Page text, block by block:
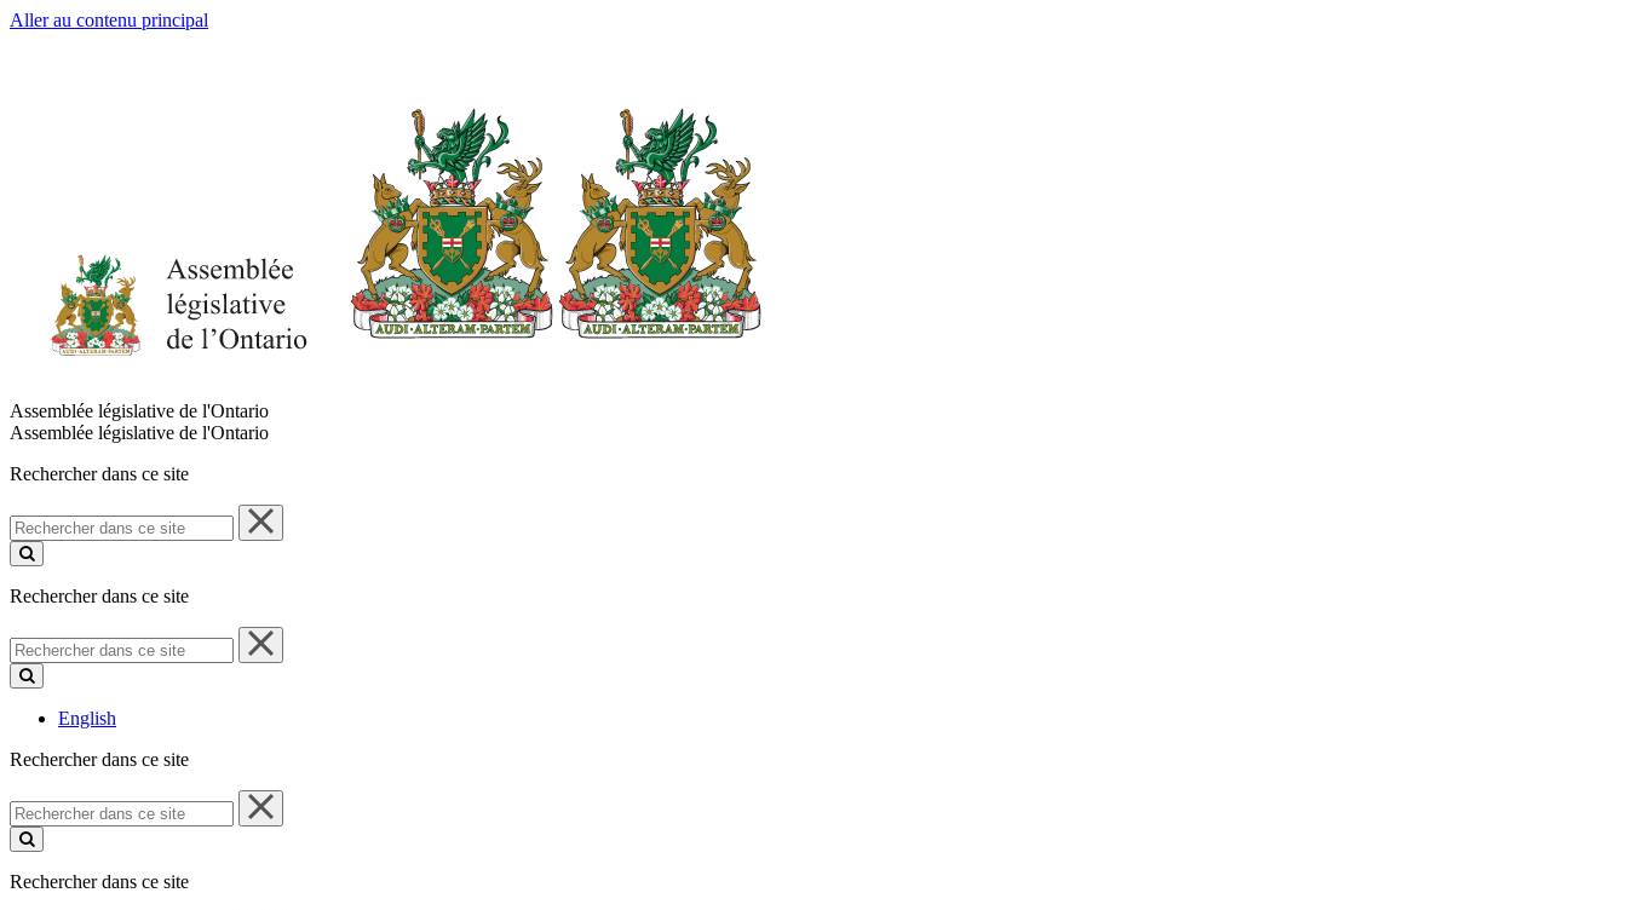
Aller au contenu principal
Assemblée législative de l'Ontario
Assemblée législative de l'Ontario
Rechercher dans ce site
Rechercher
dans
ce
Rechercher dans ce site
Rechercher
dans
ce
English
Rechercher dans ce site
Rechercher
dans
ce
Rechercher dans ce site